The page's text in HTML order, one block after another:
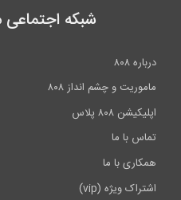
شبکه اجتماعی
درباره ۸۰۸
ماموریت و چشم انداز ۸۰۸
اپلیکیشن ۸۰۸ پلاس
تماس با ما
همکاری با ما
اشتراک ویژه (vip)